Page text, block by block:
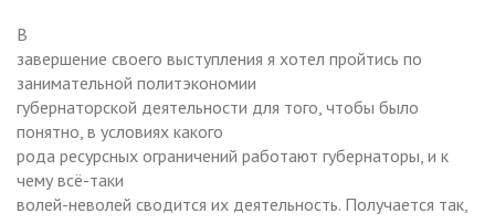
В
завершение своего выступления я хотел пройтись по
занимательной политэкономии
губернаторской деятельности для того, чтобы было
понятно, в условиях какого
рода ресурсных ограничений работают губернаторы, и к
чему всё-таки
волей-неволей сводится их деятельность. Получается так,